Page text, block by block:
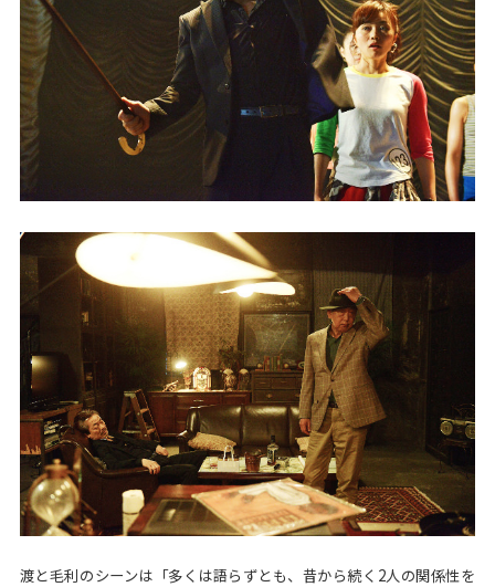
渡と毛利のシーンは「多くは語らずとも、昔から続く2人の関係性を